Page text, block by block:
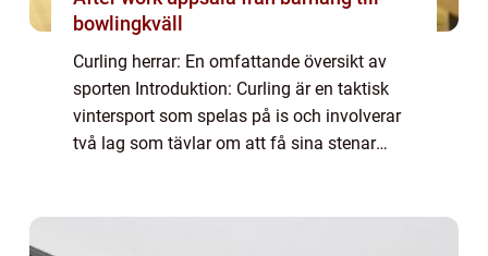
bowlingkväll
Curling herrar: En omfattande översikt av
sporten Introduktion: Curling är en taktisk
vintersport som spelas på is och involverar
två lag som tävlar om att få sina stenar